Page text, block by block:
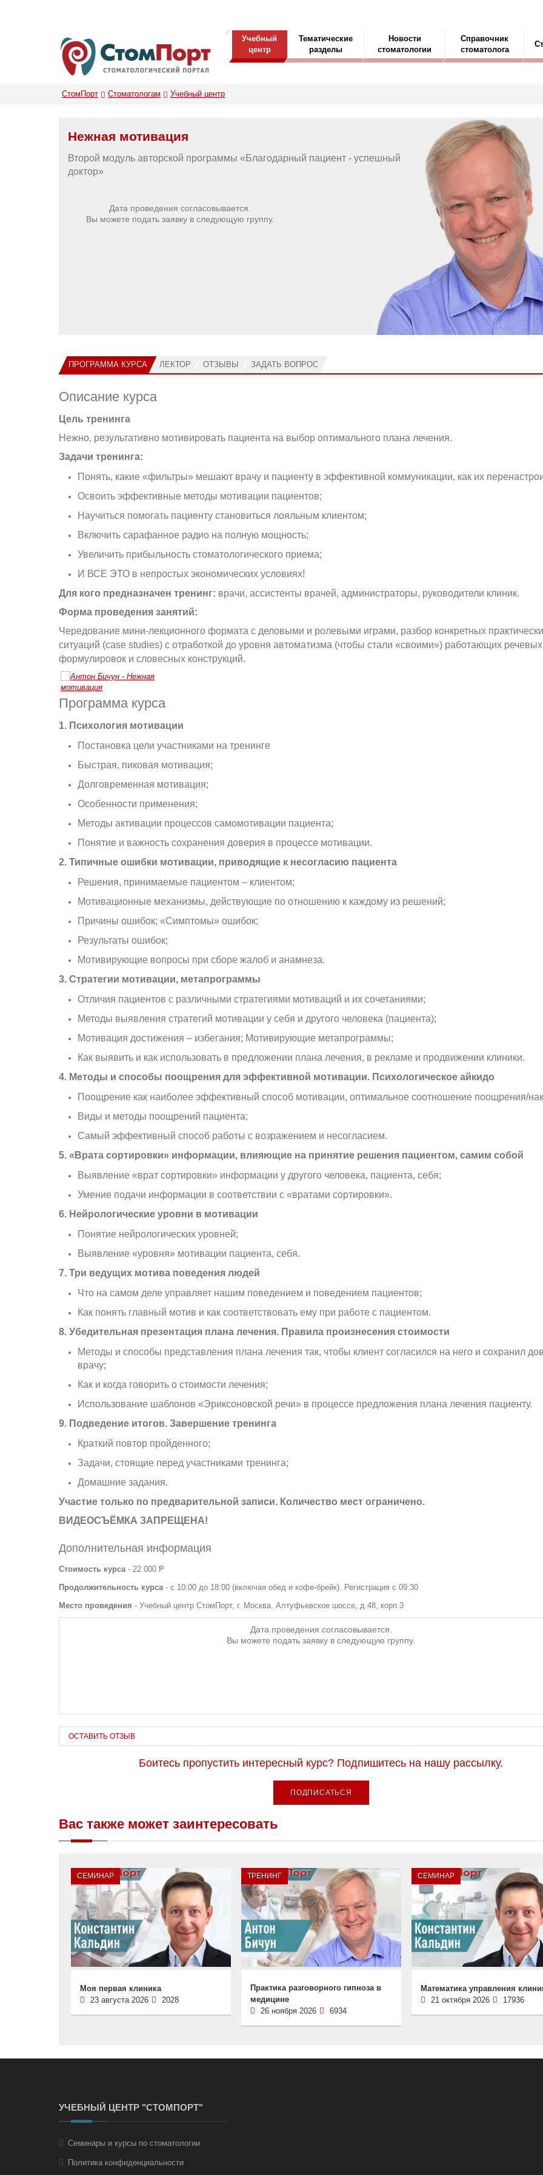
Учебный
центр
Тематические
разделы
Новости
стоматологии
Справочник
стоматолога
СтомПорт Стоматологам Учебный центр
Нежная мотивация
Второй модуль авторской программы «Благодарный пациент - успешный
доктор»
Дата проведения согласовывается.
Вы можете подать заявку в следующую группу.
ПРОГРАММА КУРСА ЛЕКТОР ОТЗЫВЫ ЗАДАТЬ ВОПРОС
Описание курса
Цель тренинга
Нежно, результативно мотивировать пациента на выбор оптимального плана лечения.
Задачи тренинга:
Понять, какие «фильтры» мешают врачу и пациенту в эффективной коммуникации, как их
Освоить эффективные методы мотивации пациентов;
Научиться помогать пациенту становиться лояльным клиентом;
Включить сарафанное радио на полную мощность;
Увеличить прибыльность стоматологического приема;
И ВСЕ ЭТО в непростых экономических условиях!
Для кого предназначен тренинг: врачи, ассистенты врачей, администраторы, руководители клиник.
Форма проведения занятий:
Чередование мини-лекционного формата с деловыми и ролевыми играми, разбор конкретных
ситуаций (case studies) с отработкой до уровня автоматизма (чтобы стали «своими») работающих речевых
формулировок и словесных конструкций.
Программа курса
1. Психология мотивации
Постановка цели участниками на тренинге
Быстрая, пиковая мотивация;
Долговременная мотивация;
Особенности применения;
Методы активации процессов самомотивации пациента;
Понятие и важность сохранения доверия в процессе мотивации.
2. Типичные ошибки мотивации, приводящие к несогласию пациента
Решения, принимаемые пациентом – клиентом;
Мотивационные механизмы, действующие по отношению к каждому из решений;
Причины ошибок; «Симптомы» ошибок;
Результаты ошибок;
Мотивирующие вопросы при сборе жалоб и анамнеза.
3. Стратегии мотивации, метапрограммы
Отличия пациентов с различными стратегиями мотиваций и их сочетаниями;
Методы выявления стратегий мотивации у себя и другого человека (пациента);
Мотивация достижения – избегания; Мотивирующие метапрограммы;
Как выявить и как использовать в предложении плана лечения, в рекламе и продвижении клиники.
4. Методы и способы поощрения для эффективной мотивации. Психологическое айкидо
Поощрение как наиболее эффективный способ мотивации, оптимальное соотношение поощрения/
Виды и методы поощрений пациента;
Самый эффективный способ работы с возражением и несогласием.
5. «Врата сортировки» информации, влияющие на принятие решения пациентом, самим собой
Выявление «врат сортировки» информации у другого человека, пациента, себя;
Умение подачи информации в соответствии с «вратами сортировки».
6. Нейрологические уровни в мотивации
Понятие нейрологических уровней;
Выявление «уровня» мотивации пациента, себя.
7. Три ведущих мотива поведения людей
Что на самом деле управляет нашим поведением и поведением пациентов;
Как понять главный мотив и как соответствовать ему при работе с пациентом.
8. Убедительная презентация плана лечения. Правила произнесения стоимости
Методы и способы представления плана лечения так, чтобы клиент согласился на него и сохранил
врачу;
Как и когда говорить о стоимости лечения;
Использование шаблонов «Эриксоновской речи» в процессе предложения плана лечения пациенту.
9. Подведение итогов. Завершение тренинга
Краткий повтор пройденного;
Задачи, стоящие перед участниками тренинга;
Домашние задания.
Участие только по предварительной записи. Количество мест ограничено.
ВИДЕОСЪЁМКА ЗАПРЕЩЕНА!
Дополнительная информация
Стоимость курса- 22 000 Ᵽ
Продолжительность курса - с 10:00 до 18:00 (включая обед и кофе-брейк). Регистрация с 09:30
Место проведения - Учебный центр СтомПорт, г. Москва, Алтуфьевское шоссе, д.48, корп.3
Дата проведения согласовывается.
Вы можете подать заявку в следующую группу.
ОСТАВИТЬ ОТЗЫВ
Боитесь пропустить интересный курс? Подпишитесь на нашу рассылку.
ПОДПИСАТЬСЯ
Вас также может заинтересовать
СЕМИНАР
Моя первая клиника
23 августа 2026
2028
ТРЕНИНГ
Практика разговорного гипноза в
медицине
26 ноября 2026
6934
СЕМИНАР
Математика управления
21 октября 2026
17936
УЧЕБНЫЙ ЦЕНТР "СТОМПОРТ"
Семинары и курсы по стоматологии
Политика конфиденциальности